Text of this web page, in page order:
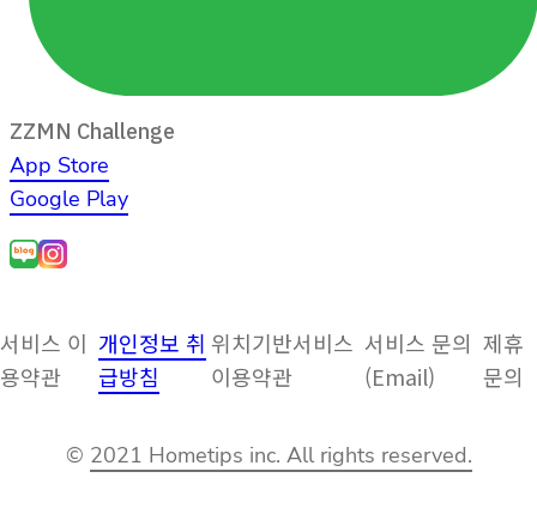
ZZMN Challenge
App Store
Google Play
서비스 이
용약관
개인정보 취
급방침
위치기반서비스
이용약관
서비스 문의
(Email)
제휴
문의
© 2021 Hometips inc. All rights reserved.